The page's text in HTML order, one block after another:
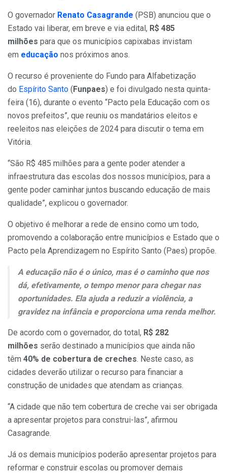
O governador Renato Casagrande (PSB) anunciou que o
Estado vai liberar, em breve e via edital, R$ 485
milhões para que os municípios capixabas invistam
em educação nos próximos anos.
O recurso é proveniente do Fundo para Alfabetização
do Espírito Santo (Funpaes) e foi divulgado nesta quinta-
feira (16), durante o evento “Pacto pela Educação com os
novos prefeitos”, que reuniu os mandatários eleitos e
reeleitos nas eleições de 2024 para discutir o tema em
Vitória.
“São R$ 485 milhões para a gente poder atender a
infraestrutura das escolas dos nossos municípios, para a
gente poder caminhar juntos buscando educação de mais
qualidade”, explicou o governador.
O objetivo é melhorar a rede de ensino como um todo,
promovendo a colaboração entre municípios e Estado que o
Pacto pela Aprendizagem no Espírito Santo (Paes) propõe.
A educação não é o único, mas é o caminho que nos
dá, efetivamente, o tempo menor para chegar nas
oportunidades. Ela ajuda a reduzir a violência, a
gravidez na infância e proporciona uma renda melhor.
De acordo com o governador, do total, R$ 282
milhões serão destinado a municípios que ainda não
têm 40% de cobertura de creches. Neste caso, as
cidades deverão utilizar o recurso para financiar a
construção de unidades que atendam as crianças.
“A cidade que não tem cobertura de creche vai ser obrigada
a apresentar projetos para construi-las”, afirmou
Casagrande.
Já os demais municípios poderão apresentar projetos para
reformar e construir escolas ou promover demais